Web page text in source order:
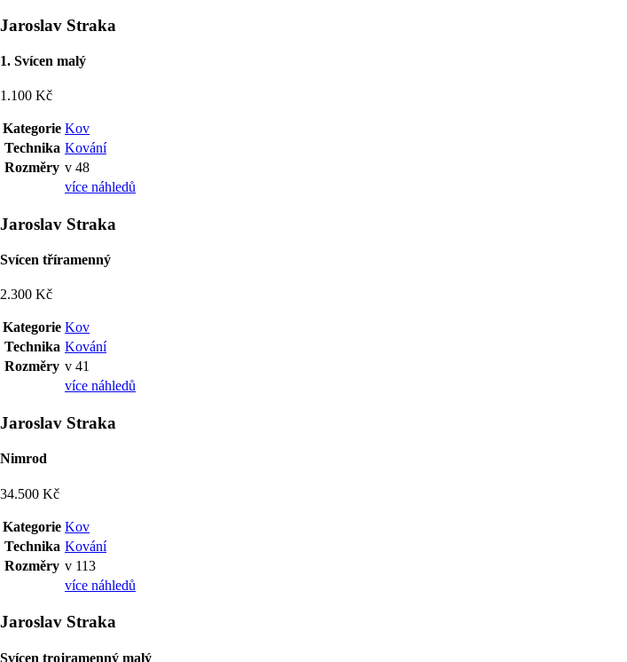
Jaroslav Straka
1. Svícen malý
1.100 Kč
Kategorie Kov
Technika Kování
Rozměry v 48
více náhledů
Jaroslav Straka
Svícen tříramenný
2.300 Kč
Kategorie Kov
Technika Kování
Rozměry v 41
více náhledů
Jaroslav Straka
Nimrod
34.500 Kč
Kategorie Kov
Technika Kování
Rozměry v 113
více náhledů
Jaroslav Straka
Svícen trojramenný malý